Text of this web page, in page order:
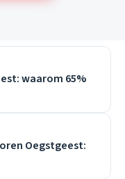
waarom 65%
Oegstgeest: